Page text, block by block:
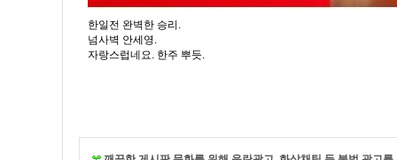
한일전 완벽한 승리.
넘사벽 안세영.
자랑스럽네요. 한주 뿌듯.